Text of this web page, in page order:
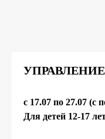
c 17.07 по 27.07 (с
Для детей 12-17